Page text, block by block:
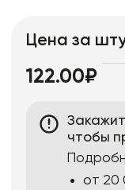
Цена за
122.00₽
чтобы
от 20